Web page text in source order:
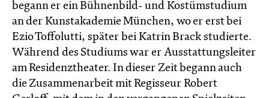
begann er ein Bühnenbild- und Kostümstudium
an der Kunstakademie München, wo er erst bei
Ezio Toffolutti, später bei Katrin Brack studierte.
Während des Studiums war er Ausstattungsleiter
am Residenztheater. In dieser Zeit begann auch
die Zusammenarbeit mit Regisseur Robert